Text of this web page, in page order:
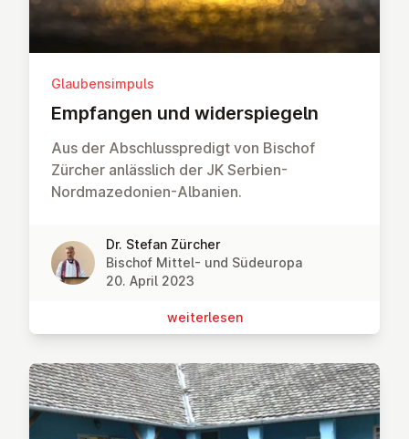
Glaubensimpuls
Empfangen und wi­der­spie­geln
Aus der Abschlusspredigt von Bischof
Zürcher anlässlich der JK Serbien-
Nordmazedonien-Albanien.
Dr. Stefan Zürcher
Bischof Mittel- und Südeuropa
20. April 2023
wei­ter­le­sen